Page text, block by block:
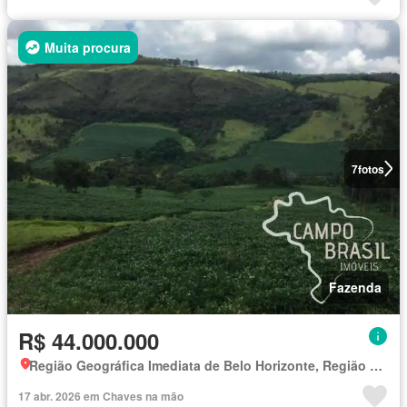
7fotos
Muita procura
Fazenda
R$ 44.000.000
Região Geográfica Imediata de Belo Horizonte, Região Metropolitana de Belo Horizonte
17 abr. 2026 em Chaves na mão